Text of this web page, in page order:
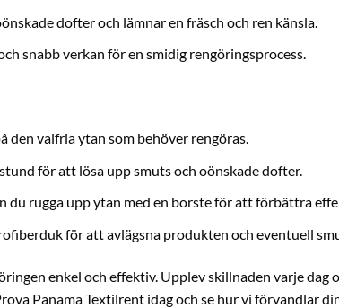
dofter och lämnar en fräsch och ren känsla.
snabb verkan för en smidig rengöringsprocess.
den valfria ytan som behöver rengöras.
för att lösa upp smuts och oönskade dofter.
du rugga upp ytan med en borste för att förbättra
för att avlägsna produkten och eventuell
enkel och effektiv. Upplev skillnaden varje dag
Panama Textilrent idag och se hur vi förvandlar